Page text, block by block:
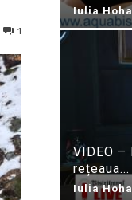
1
Iulia Hoha
VIDEO
rețeaua...
Iulia Hoha